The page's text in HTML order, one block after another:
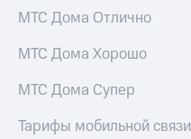
МТС Дома Отлично
МТС Дома Хорошо
МТС Дома Супер
Тарифы мобильной связи